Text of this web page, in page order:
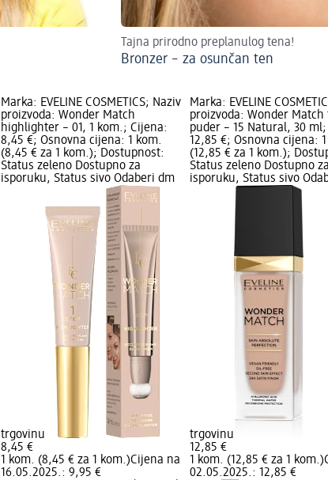
Tajna prirodno preplanulog tena!
Bronzer – za osunčan ten
Marka: EVELINE COSMETICS; Naziv
proizvoda: Wonder Match
highlighter – 01, 1 kom.; Cijena:
8,45 €; Osnovna cijena: 1 kom.
(8,45 € za 1 kom.); Dostupnost:
Status zeleno Dostupno za
isporuku, Status sivo Odaberi dm
trgovinu
8,45 €
1 kom. (8,45 € za 1 kom.)Cijena na
16.05.2025.: 9,95 €
Marka: EVELINE
proizvoda: Wonder Match
puder – 15 Natural, 30
12,85 €; Osnovna cijena:
(12,85 € za 1 kom.);
Status zeleno Dostupno za
isporuku, Status sivo
trgovinu
12,85 €
1 kom. (12,85 € za 1 kom.)
02.05.2025.: 12,85 €